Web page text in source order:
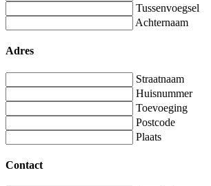
Tussenvoegsel
Achternaam
Adres
Straatnaam
Huisnummer
Toevoeging
Postcode
Plaats
Contact